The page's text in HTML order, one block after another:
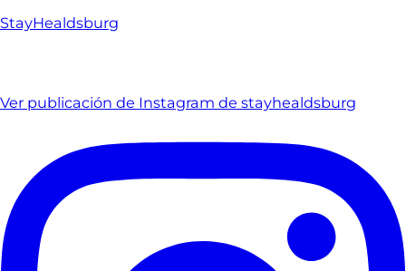
StayHealdsburg
Ver publicación de Instagram de stayhealdsburg